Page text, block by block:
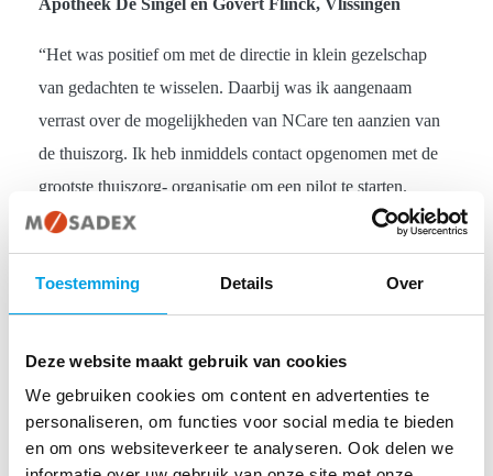
Toestemming Details Over
Deze website maakt gebruik van cookies
We gebruiken cookies om content en advertenties te
personaliseren, om functies voor social media te bieden
en om ons websiteverkeer te analyseren. Ook delen we
“Het was positief om met de directie in klein gezelschap
van gedachten te wisselen. Daarbij was ik aangenaam
verrast over de mogelijkheden van NCare ten aanzien van
de thuiszorg. Ik heb inmiddels contact opgenomen met de
grootste thuiszorg- organisatie om een pilot te starten.
Sinds januari van dit jaar ben ik eigenaar van beide
servicegericht. Vanwege de band met de klant zijn we
actief op Facebook. We plaatsen elke dag een bericht,
aanhakend op de actualiteit. Ook dit is een vorm van
persoonlijke service.